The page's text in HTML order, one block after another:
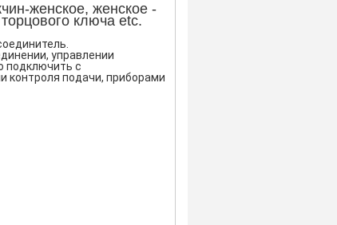
женское, женское -
ключа etc.
управлении
подключить с
контроля подачи, приборами